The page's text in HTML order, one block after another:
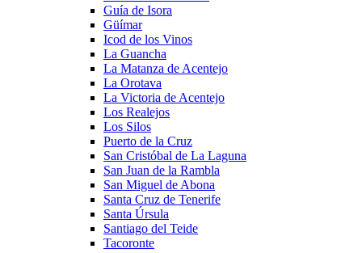
Guía de Isora
Güímar
Icod de los Vinos
La Guancha
La Matanza de Acentejo
La Orotava
La Victoria de Acentejo
Los Realejos
Los Silos
Puerto de la Cruz
San Cristóbal de La Laguna
San Juan de la Rambla
San Miguel de Abona
Santa Cruz de Tenerife
Santa Úrsula
Santiago del Teide
Tacoronte